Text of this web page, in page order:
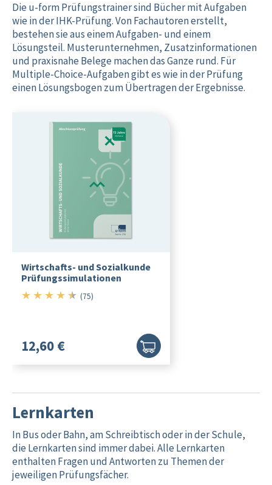
Die u-form Prüfungstrainer sind Bücher mit Aufgaben
wie in der IHK-Prüfung. Von Fachautoren erstellt,
bestehen sie aus einem Aufgaben- und einem
Lösungsteil. Muster­unternehmen, Zusatzinformationen
und praxisnahe Belege machen das Ganze rund. Für
Multiple-Choice-Aufgaben gibt es wie in der Prüfung
einen Lösungsbogen zum Übertragen der Ergebnisse.
Wirtschafts- und Sozialkunde
Prüfungssimulationen
★ ★ ★ ★ ★ 4.5/5
(75)
12,60 €
Lernkarten
In Bus oder Bahn, am Schreibtisch oder in der Schule,
die Lernkarten sind immer dabei. Alle Lernkarten
enthalten Fragen und Antworten zu Themen der
jeweiligen Prüfungsfächer.